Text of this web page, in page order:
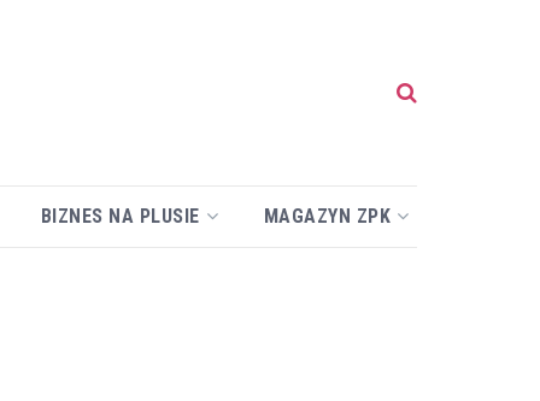
BIZNES NA PLUSIE MAGAZYN ZPK